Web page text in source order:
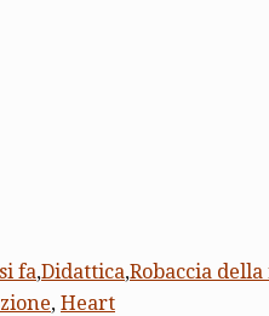
fa,Didattica,Robaccia
, Heart